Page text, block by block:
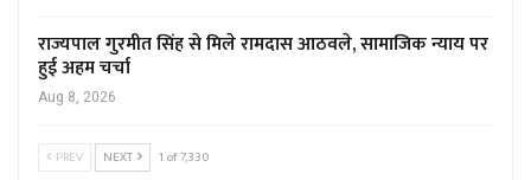
राज्यपाल गुरमीत सिंह से मिले रामदास आठवले, सामाजिक न्याय पर
हुई अहम चर्चा
Aug 8, 2026
PREV NEXT 1 of 7,330